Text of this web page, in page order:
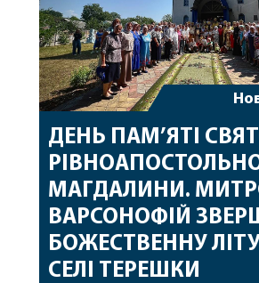
ДЕНЬ ПАМ’ЯТІ
МАГДАЛИНИ.
ВАРСОНОФІЙ
БОЖЕСТВЕННУ
СЕЛІ ТЕРЕШКИ